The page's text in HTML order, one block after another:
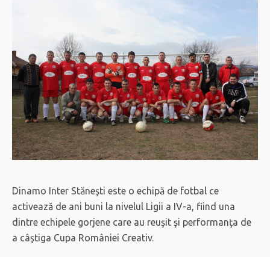
Dinamo Inter Stăneşti este o echipă de fotbal ce
activează de ani buni la nivelul Ligii a IV-a, fiind una
dintre echipele gorjene care au reuşit şi performanţa de
a câştiga Cupa României Creativ.